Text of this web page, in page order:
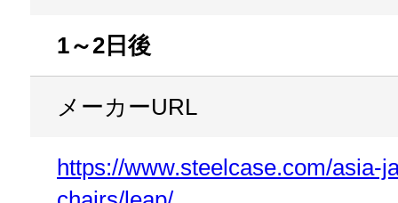
1～2日後
メーカーURL
https://www.steelcase.com/asia-